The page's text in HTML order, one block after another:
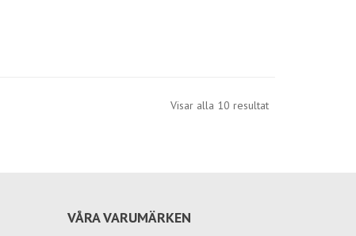
Visar alla 10 resultat
VÅRA VARUMÄRKEN